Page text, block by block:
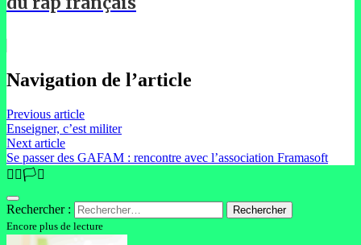
Navigation de l’article
Previous article
Enseigner, c’est militer
Next article
Se passer des GAFAM : rencontre avec l’association Framasoft
🏳️‍🌈🏳️‍⚧️
Rechercher :
Encore plus de lecture